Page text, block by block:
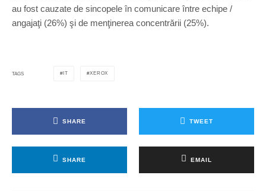
au fost cauzate de sincopele în comunicare între echipe /
angajaţi (26%) şi de menţinerea concentrării (25%).
TAGS IT XEROX
SHARE TWEET
SHARE EMAIL